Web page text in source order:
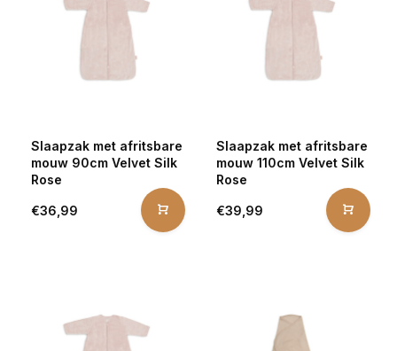
Slaapzak met afritsbare
mouw 90cm Velvet Silk
Rose
€36,99
Slaapzak met afritsbare
mouw 110cm Velvet Silk
Rose
€39,99